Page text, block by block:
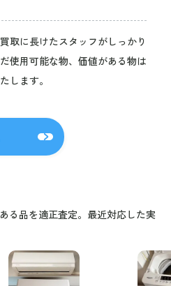
取に長けたスタッフがしっかり
使用可能な物、価値がある物は
します。
る品を適正査定。最近対応した実